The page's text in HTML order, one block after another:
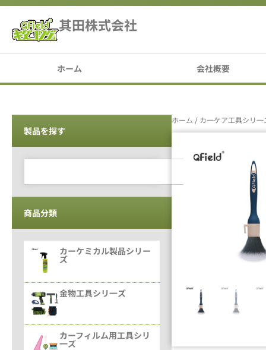
其田株式会社
ホーム 会社概要
製品を探す
商品分類
カーケミカル製品シリー
ズ
金物工具シリ一ズ
カーフィルム用工具シリ
一ズ
ホーム / カ一ケア工具シリ一